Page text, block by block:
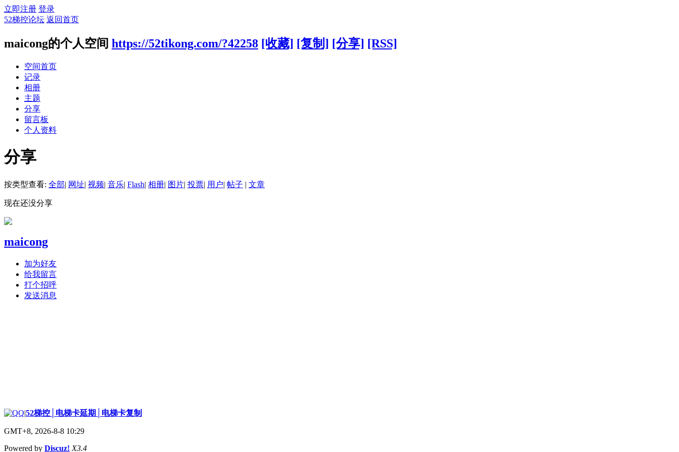
立即注册 登录
52梯控论坛 返回首页
maicong的个人空间 https://52tikong.com/?42258 [收藏] [复制] [分享] [RSS]
空间首页
记录
相册
主题
分享
留言板
个人资料
分享
按类型查看: 全部| 网址| 视频| 音乐| Flash| 相册| 图片| 投票| 用户| 帖子 | 文章
现在还没分享
maicong
加为好友
给我留言
打个招呼
发送消息
|52梯控│电梯卡延期│电梯卡复制
GMT+8, 2026-8-8 10:29
Powered by Discuz! X3.4